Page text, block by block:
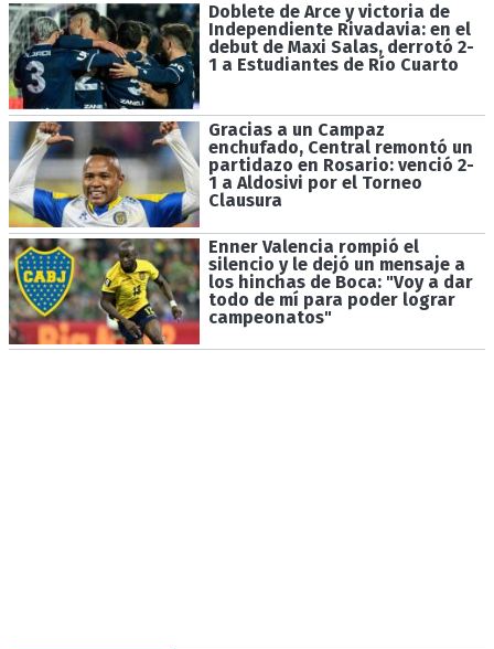
Doblete de Arce y victoria de
Independiente Rivadavia: en el
debut de Maxi Salas, derrotó 2-
1 a Estudiantes de Río Cuarto
Gracias a un Campaz
enchufado, Central remontó un
partidazo en Rosario: venció 2-
1 a Aldosivi por el Torneo
Clausura
Enner Valencia rompió el
silencio y le dejó un mensaje a
los hinchas de Boca: "Voy a dar
todo de mí para poder lograr
campeonatos"